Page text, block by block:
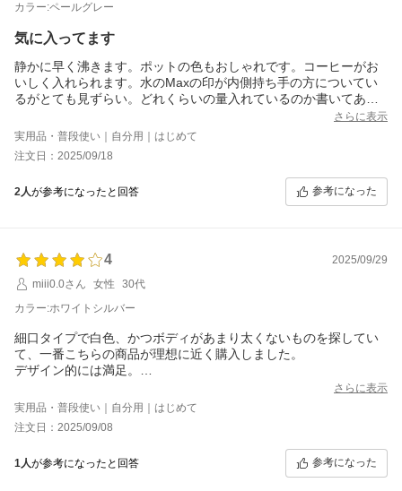
カラー:ペールグレー
気に入ってます
静かに早く沸きます。ポットの色もおしゃれです。コーヒーがお
いしく入れられます。水のMaxの印が内側持ち手の方についてい
るがとても見ずらい。どれくらいの量入れているのか書いてある
さらに表示
実用品・普段使い｜自分用｜はじめて
注文日：2025/09/18
2人が参考になったと回答 参考になった
4
2025/09/29
miii0.0さん
女性
30代
カラー:ホワイトシルバー
細口タイプで白色、かつボディがあまり太くないものを探してい
て、一番こちらの商品が理想に近く購入しました。
デザイン的には満足。
取手の部分が持ち上げた時に外れてしまいそうで心許ない。
台座にケトルをおくと、自動で電源が入り沸かしモードになって
しまうため、いちいち消す動作が必要。
あと細かいすれ傷や塗装の剥げ？が複数。新居で使いたかったの
で、少し気分が落ちてしまった。
うーんというところもあるが、見せる家電というところを考える
さらに表示
実用品・普段使い｜自分用｜はじめて
注文日：2025/09/08
1人が参考になったと回答 参考になった